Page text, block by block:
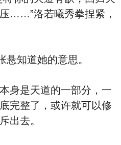
……”洛若曦秀拳捏紧，
知道她的意思。
是天道的一部分，一
完整了，或许就可以修
出去。